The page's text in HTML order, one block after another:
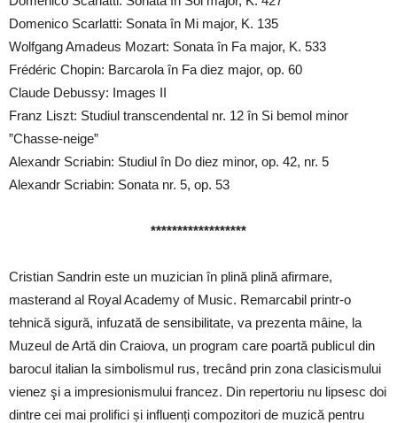
Domenico Scarlatti: Sonata în Mi major, K. 135
Wolfgang Amadeus Mozart: Sonata în Fa major, K. 533
Frédéric Chopin: Barcarola în Fa diez major, op. 60
Claude Debussy: Images II
Franz Liszt: Studiul transcendental nr. 12 în Si bemol minor
”Chasse-neige”
Alexandr Scriabin: Studiul în Do diez minor, op. 42, nr. 5
Alexandr Scriabin: Sonata nr. 5, op. 53
******************
Cristian Sandrin este un muzician în plină plină afirmare,
masterand al Royal Academy of Music. Remarcabil printr-o
tehnică sigură, infuzată de sensibilitate, va prezenta mâine, la
Muzeul de Artă din Craiova, un program care poartă publicul din
barocul italian la simbolismul rus, trecând prin zona clasicismului
vienez şi a impresionismului francez. Din repertoriu nu lipsesc doi
dintre cei mai prolifici și influenți compozitori de muzică pentru